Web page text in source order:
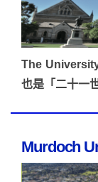
The
也是「二十一
Murdoch